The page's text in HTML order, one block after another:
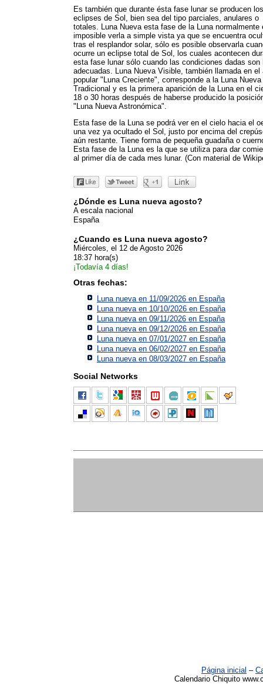
Es también que durante ésta fase lunar se producen los
eclipses de Sol, bien sea del tipo parciales, anulares o
totales. Luna Nueva esta fase de la Luna normalmente
imposible verla a simple vista ya que se encuentra
tras el resplandor solar, sólo es posible observarla
ocurre un eclipse total de Sol, los cuales acontecen
esta fase lunar sólo cuando las condiciones dadas son
adecuadas. Luna Nueva Visible, también llamada en el
popular "Luna Creciente", corresponde a la Luna Nueva
Tradicional y es la primera aparición de la Luna en el
18 o 30 horas después de haberse producido la
"Luna Nueva Astronómica".
Esta fase de la Luna se podrá ver en el cielo hacia el
una vez ya ocultado el Sol, justo por encima del
aún restante. Tiene forma de pequeña guadaña o
Esta fase de la Luna es la que se utiliza para dar
al primer día de cada mes lunar. (Con material de
¿Dónde es Luna nueva agosto?
A escala nacional
España
¿Cuando es Luna nueva agosto?
Miércoles, el 12 de Agosto 2026
18:37 hora(s)
¡Todavía 4 días!
Otras fechas:
Luna nueva en 11/09/2026 en España
Luna nueva en 10/10/2026 en España
Luna nueva en 09/11/2026 en España
Luna nueva en 09/12/2026 en España
Luna nueva en 07/01/2027 en España
Luna nueva en 06/02/2027 en España
Luna nueva en 08/03/2027 en España
Social Networks
Página inicial –
Calendario Chiquito